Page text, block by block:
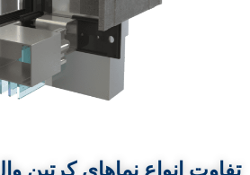
تفاوت انواع نماهای کرتین